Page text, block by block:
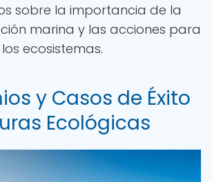
sobre la importancia de la
marina y las acciones para
ecosistemas.
y Casos de Éxito
Ecológicas